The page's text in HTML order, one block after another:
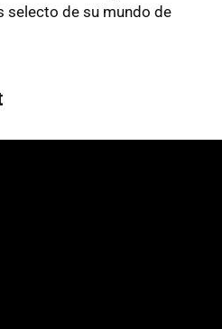
selecto de su mundo de